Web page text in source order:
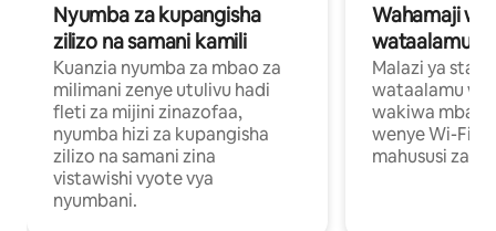
Nyumba za kupangisha
zilizo na samani kamili
Kuanzia nyumba za mbao za
milimani zenye utulivu hadi
fleti za mijini zinazofaa,
nyumba hizi za kupangisha
zilizo na samani zina
vistawishi vyote vya
nyumbani.
Wahamaji
wataalamu
Malazi ya
wataalamu
wakiwa mbali
wenye Wi-Fi
mahususi za